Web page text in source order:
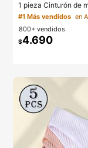
1 pieza Cinturón de
ecuado para
#1 Más vendidos
800+ vendidos
$4.690